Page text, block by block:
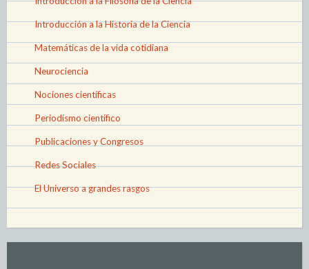
Introducción a la Historia de la Ciencia
Matemáticas de la vida cotidiana
Neurociencia
Nociones científicas
Periodismo científico
Publicaciones y Congresos
Redes Sociales
El Universo a grandes rasgos